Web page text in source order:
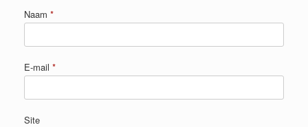
Naam *
E-mail *
Site